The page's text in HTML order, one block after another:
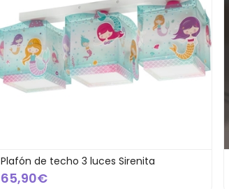
Plafón de techo 3 luces Sirenita
65,90€